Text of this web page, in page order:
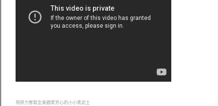
用原力奪取全美觀眾芳心的小小黑武士